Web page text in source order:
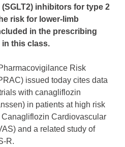
inhibitors for type 2
risk for lower-limb
in the prescribing
this class.
Risk
issued today cites data
with canagliflozin
in patients at high risk
Cardiovascular
and a related study of
R.